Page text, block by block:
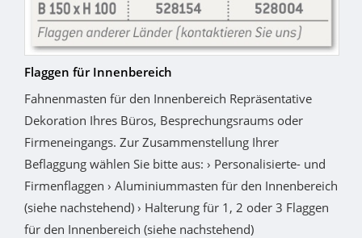
Flaggen für Innenbereich
Fahnenmasten für den Innenbereich Repräsentative
Dekoration Ihres Büros, Besprechungsraums oder
Firmeneingangs. Zur Zusammenstellung Ihrer
Beflaggung wählen Sie bitte aus: › Personalisierte- und
Firmenflaggen › Aluminiummasten für den Innenbereich
(siehe nachstehend) › Halterung für 1, 2 oder 3 Flaggen
für den Innenbereich (siehe nachstehend)